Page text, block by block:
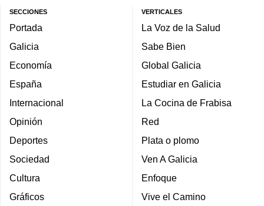
SECCIONES
Portada
Galicia
Economía
España
Internacional
Opinión
Deportes
Sociedad
Cultura
Gráficos
VERTICALES
La Voz de la Salud
Sabe Bien
Global Galicia
Estudiar en Galicia
La Cocina de Frabisa
Red
Plata o plomo
Ven A Galicia
Enfoque
Vive el Camino